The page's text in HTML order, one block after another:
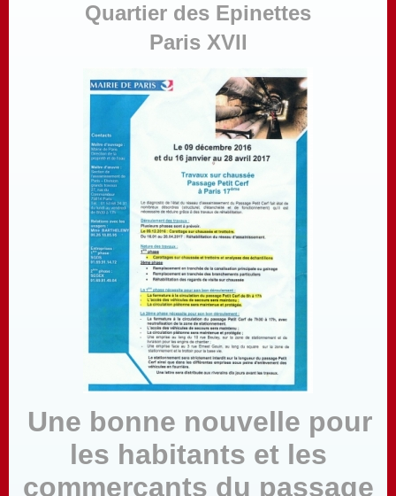
Quartier des Epinettes
Paris XVII
Une bonne nouvelle pour
les habitants et les
commerçants du passage